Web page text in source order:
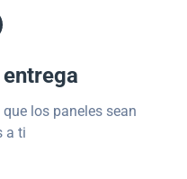
los paneles sean
a ti